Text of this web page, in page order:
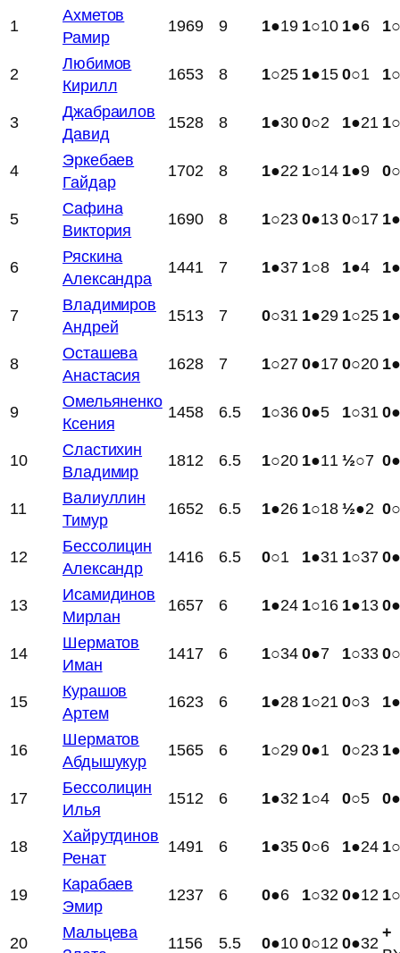
1
Ахметов
Рамир
1969 9 1●19 1○10 1●6 1
2
Любимов
Кирилл
1653 8 1○25 1●15 0○1 1
3
Джабраилов
Давид
1528 8 1●30 0○2 1●21 1
4
Эркебаев
Гайдар
1702 8 1●22 1○14 1●9 0
5
Сафина
Виктория
1690 8 1○23 0●13 0○17 1
6
Ряскина
Александра
1441 7 1●37 1○8 1●4 1
7
Владимиров
Андрей
1513 7 0○31 1●29 1○25 1
8
Осташева
Анастасия
1628 7 1○27 0●17 0○20 1
9
Омельяненко
Ксения
1458 6.5 1○36 0●5 1○31 0
10
Сластихин
Владимир
1812 6.5 1○20 1●11 ½○7 0
11
Валиуллин
Тимур
1652 6.5 1●26 1○18 ½●2 0
12
Бессолицин
Александр
1416 6.5 0○1 1●31 1○37 0
13
Исамидинов
Мирлан
1657 6 1●24 1○16 1●13 0
14
Шерматов
Иман
1417 6 1○34 0●7 1○33 0
15
Курашов
Артем
1623 6 1●28 1○21 0○3 1
16
Шерматов
Абдышукур
1565 6 1○29 0●1 0○23 1
17
Бессолицин
Илья
1512 6 1●32 1○4 0○5 0
18
Хайрутдинов
Ренат
1491 6 1●35 0○6 1●24 1
19
Карабаев
Эмир
1237 6 0●6 1○32 0●12 1
20
Мальцева
1156 5.5 0●10 0○12 0●32
+